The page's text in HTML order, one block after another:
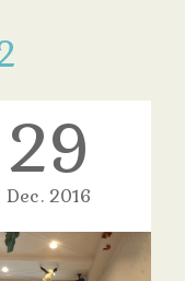
29
Dec 2016